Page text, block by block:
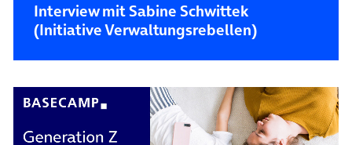
Interview mit Sabine Schwittek
(Initiative Verwaltungsrebellen)